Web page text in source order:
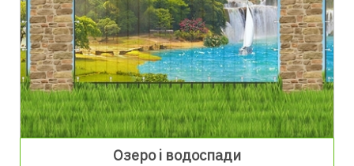
Озеро і водоспади